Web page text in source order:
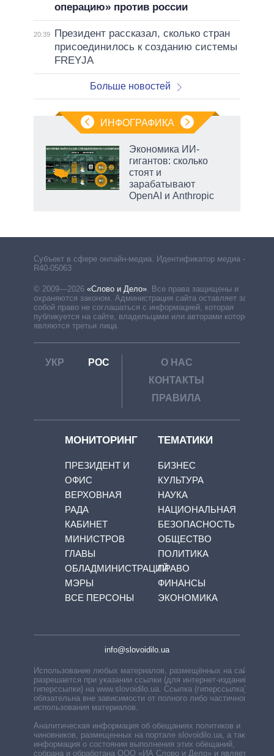
операцию» против россии
20:39
Президент рассказал, сколько стран
присоединилось к созданию системы
FREYJA
Больше новостей
ИНФОГРАФИКА
Экономика ИИ-
гигантов: сколько
стоят и
зарабатывают
OpenAI и Anthropic
Субъект в сфере онлайн-медиа. Идентификатор медиа –
R40-05063
© 2009—2026 «Слово и Дело». Все права защищены и
охраняются законом. Администрация сайта оставляет за
собой право не соглашаться с информацией, которая
публикуется на сайте, владельцами или авторами которой
являются третьи лица.
УКР РОС
О НАС
КОНТАКТЫ
ПРАВИЛА
МОНИТОРИНГ
ПРЕЗИДЕНТ И
ОФИС
ВЕРХОВНАЯ
РАДА
КАБИНЕТ
МИНИСТРОВ
ГЛАВЫ
ОБЛАДМИНИСТРАЦИЙ
МЭРЫ
ВСЕ ПЕРСОНЫ
ТЕМАТИКИ
БИЗНЕС
КУЛЬТУРА
НАУКА
НАЦИОНАЛЬНАЯ
БЕЗОПАСНОСТЬ
ОБЩЕСТВО
ПОЛИТИКА
ПРАВО
ФИНАНСЫ
ЭКОНОМИКА
info@slovoidilo.ua
Использование любых материалов, размещённых на сайте,
разрешается при указании ссылки (для интернет-изданий —
гиперссылки) на www.slovoidilo.ua. Ссылка (гиперссылка)
обязательна вне зависимости от полного либо частичного
использования материалов.
Аналитическая информация об обещаниях политиков и
чиновников, размещенных на портале slovoidilo.ua, а также
информация о состоянии выполнения этих обещаний,
собрана и обработана ООО «ИА Слово и Дело» и является